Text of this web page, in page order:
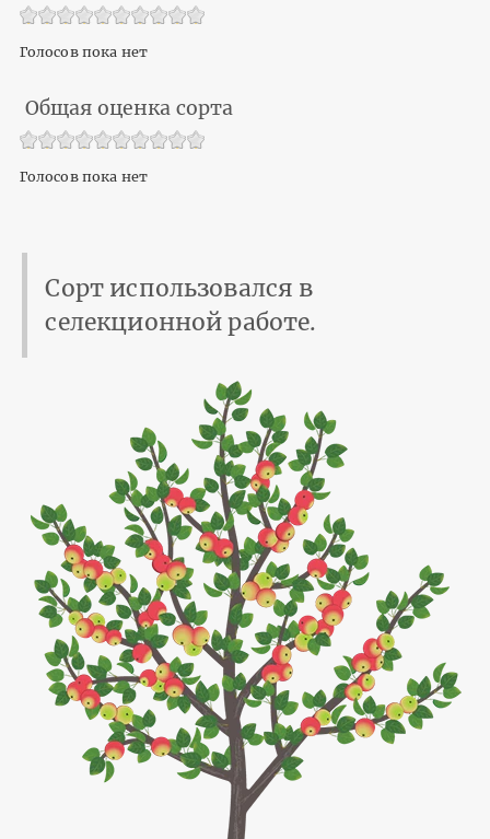
Голосов пока нет
Общая оценка сорта
Голосов пока нет
Сорт использовался в
селекционной работе.